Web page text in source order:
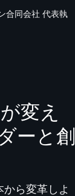
合同会社 代表執
変え
ーと創
ら変革しよ